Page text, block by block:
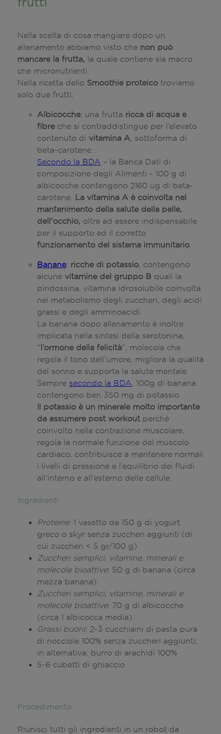
Nella scelta di cosa mangiare dopo un
allenamento abbiamo visto che non può
mancare la frutta, la quale contiene sia macro
che micronutrienti.
Nella ricetta dello Smoothie proteico troviamo
solo due frutti:
Albicocche: una frutta ricca di acqua e
fibre che si contraddistingue per l’elevato
contenuto di vitamina A , sottoforma di
beta-carotene.
Secondo la BDA – la Banca Dati di
composizione degli Alimenti - 100 g di
albicocche contengono 2160 ug di beta-
carotene.
La vitamina A è coinvolta nel
mantenimento della salute della pelle,
dell'occhio, oltre ad essere indispensabile
per il supporto ed il corretto
funzionamento del sistema immunitario
Banane: ricche di potassio , contengono
alcune vitamine del gruppo B quali la
piridossina, vitamina idrosolubile coinvolta
nel metabolismo degli zuccheri, degli acidi
grassi e degli amminoacidi.
La banana dopo allenamento è inoltre
implicata nella sintesi della serotonina,
“ l’ormone della felicità”, molecola che
regola il tono dell’umore, migliora la qualità
del sonno e supporta la salute mentale.
Sempre secondo la BDA , 100g di banana
contengono ben 350 mg di potassio.
Il potassio è un minerale molto importante
da assumere post workout perché
coinvolto nella contrazione muscolare,
regola la normale funzione del muscolo
cardiaco, contribuisce a mantenere normali
i livelli di pressione e l’equilibrio dei fluidi
all’interno e all’esterno delle cellule.
Ingredienti
Proteine: 1 vasetto da 150 g di yogurt
greco o skyr senza zuccheri aggiunti (di
cui zuccheri < 5 gr/100 g)
Zuccheri semplici, vitamine, minerali e
molecole bioattive: 50 g di banana (circa
mezza banana)
Zuccheri semplici, vitamine, minerali e
molecole bioattive: 70 g di albicocche
(circa 1 albicocca media)
Grassi buoni: 2-3 cucchiaini di pasta pura
di nocciole 100% senza zuccheri aggiunti;
in alternativa, burro di arachidi 100%
5-6 cubetti di ghiaccio
Procedimento
Riunisci tutti gli ingredienti in un robot da